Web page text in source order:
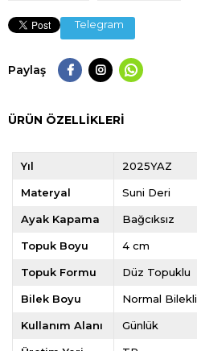
Telegram
Paylaş
ÜRÜN ÖZELLIKLERI
Yıl 2025YAZ
Materyal Suni Deri
Ayak Kapama Bağcıksız
Topuk Boyu 4 cm
Topuk Formu Düz Topuklu
Bilek Boyu Normal Bilekli
Kullanım Alanı Günlük